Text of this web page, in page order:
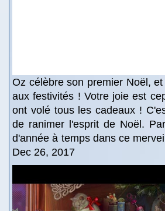
Oz célèbre son premier Noël,
aux festivités ! Votre joie est
ont volé tous les cadeaux !
de ranimer l'esprit de Noël.
d'année à temps dans ce
Dec 26, 2017